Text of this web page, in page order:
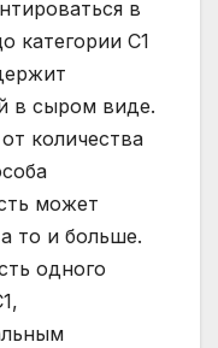
в
категории С1
в сыром виде.
количества
может
то и больше.
одного